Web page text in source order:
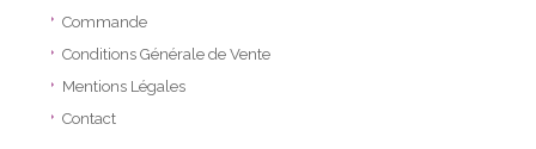
Commande
Conditions Générale de Vente
Mentions Légales
Contact